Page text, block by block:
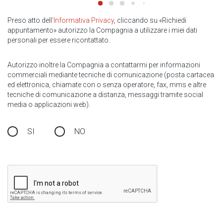
Preso atto dell ’Informativa Privacy, cliccando su «Richiedi
appuntamento» autorizzo la Compagnia a utilizzare i miei dati
personali per essere ricontattato.
Autorizzo inoltre la Compagnia a contattarmi per informazioni
commerciali mediante tecniche di comunicazione (posta cartacea
ed elettronica, chiamate con o senza operatore, fax, mms e altre
tecniche di comunicazione a distanza, messaggi tramite social
media o applicazioni web).
SI NO